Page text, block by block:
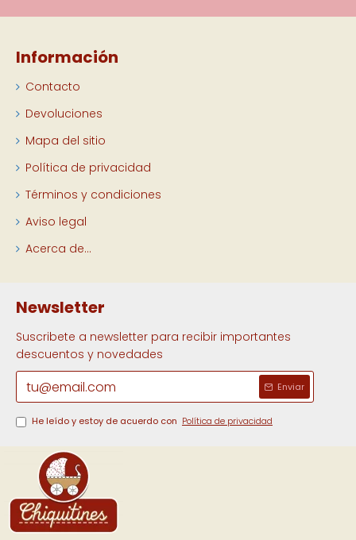
Información
Contacto
Devoluciones
Mapa del sitio
Política de privacidad
Términos y condiciones
Aviso legal
Acerca de...
Newsletter
Suscribete a newsletter para recibir importantes
descuentos y novedades
Enviar
He leído y estoy de acuerdo con Política de privacidad